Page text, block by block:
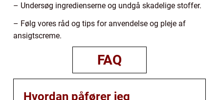
– Undersøg ingredienserne og undgå skadelige stoffer.
– Følg vores råd og tips for anvendelse og pleje af
ansigtscreme.
FAQ
Hvordan påfører jeg